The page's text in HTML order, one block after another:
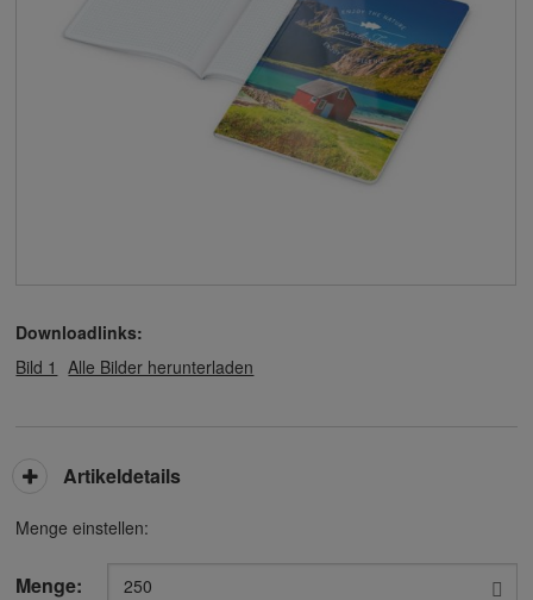
Downloadlinks:
Bild 1
Alle Bilder herunterladen
Menge einstellen:
Menge:
Artikeldetails